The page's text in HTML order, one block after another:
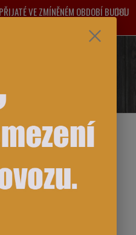
VE ZMÍNĚNÉM OBDOBÍ BUDOU